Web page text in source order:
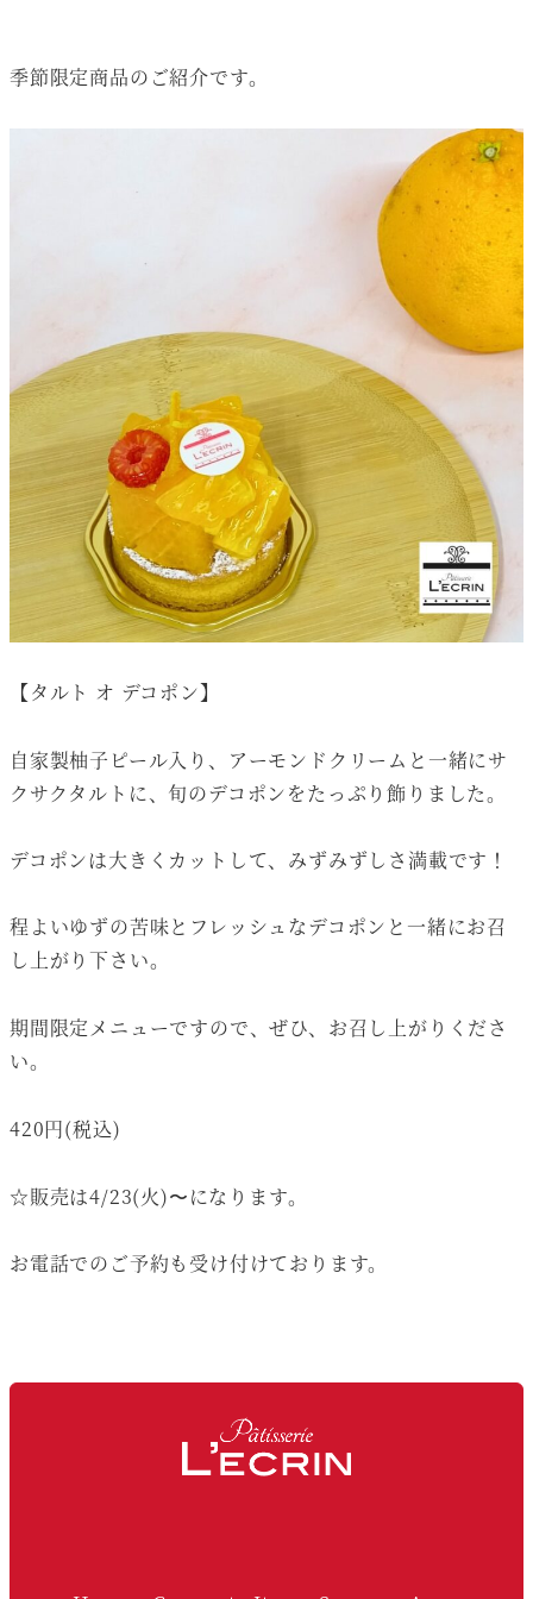
季節限定商品のご紹介です。
【タルト オ デコポン】
自家製柚子ピール入り、アーモンドクリームと一緒にサ
クサクタルトに、旬のデコポンをたっぷり飾りました。
デコポンは大きくカットして、みずみずしさ満載です！
程よいゆずの苦味とフレッシュなデコポンと一緒にお召
し上がり下さい。
期間限定メニューですので、ぜひ、お召し上がりくださ
い。
420円(税込)
☆販売は4/23(火)〜になります。
お電話でのご予約も受け付けております。